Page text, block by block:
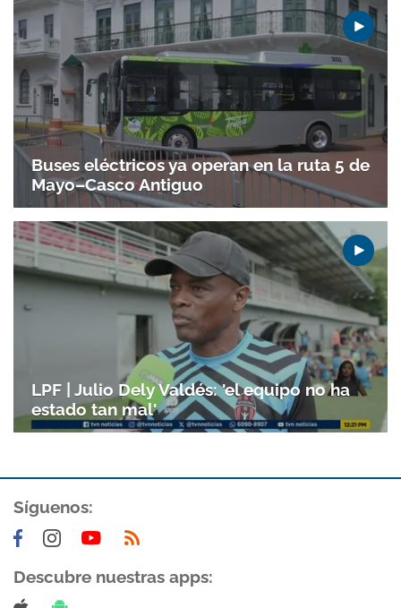
Buses eléctricos ya operan en la ruta 5 de
Mayo–Casco Antiguo
LPF | Julio Dely Valdés: 'el equipo no ha
estado tan mal'
Síguenos:
Descubre nuestras apps: